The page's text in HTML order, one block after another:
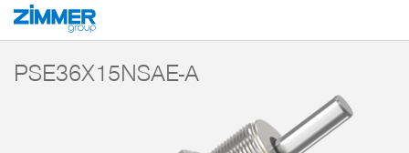
Démarrage Produits
PSE36X15NSAE-A